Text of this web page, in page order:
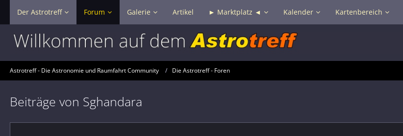
Der Astrotreff Forum Galerie Artikel ► Marktplatz ◄ Kalender Kartenbereich
Astrotreff - Die Astronomie und Raumfahrt Community Die Astrotreff - Foren
Beiträge von Sghandara